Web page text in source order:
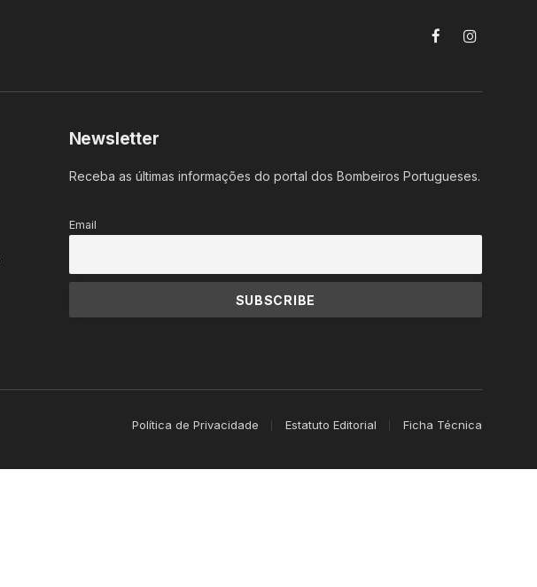
FacebookInstagram
Newsletter
Receba as últimas informações do portal dos Bombeiros Portugueses.
Email
Política de Privacidade Estatuto Editorial Ficha Técnica